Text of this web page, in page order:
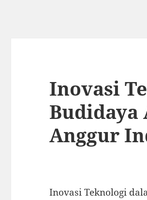
Inovasi
Budidaya
Anggur
Inovasi Teknologi